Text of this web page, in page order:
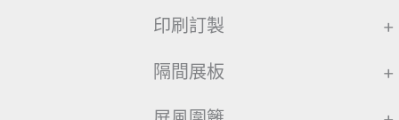
印刷訂製 +
隔間展板 +